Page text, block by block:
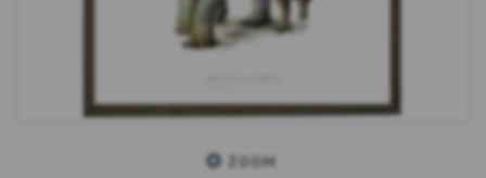
ZOOM